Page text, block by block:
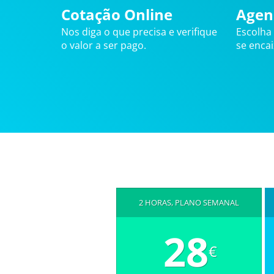
Cotação Online
Nos diga o que precisa e verifique
o valor a ser pago.
se
2 HORAS, PLANO SEMANAL
28€